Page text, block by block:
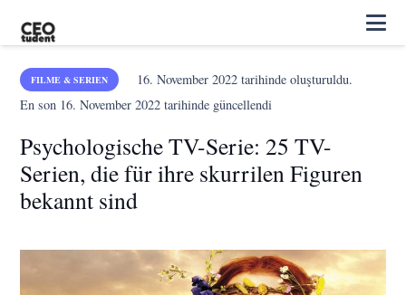
FILME & SERIEN 16. November 2022tarihinde oluşturuldu.
En son 16. November 2022 tarihinde güncellendi
Psychologische TV-Serie: 25 TV-
Serien, die für ihre skurrilen Figuren
bekannt sind